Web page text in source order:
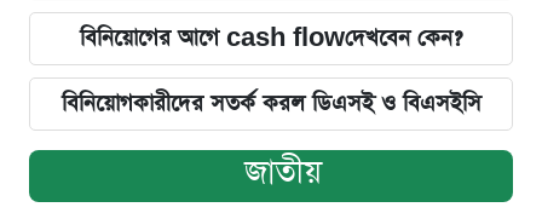
বিনিয়োগের আগে cash flowদেখবেন কেন?
বিনিয়োগকারীদের সতর্ক করল ডিএসই ও বিএসইসি
জাতীয়